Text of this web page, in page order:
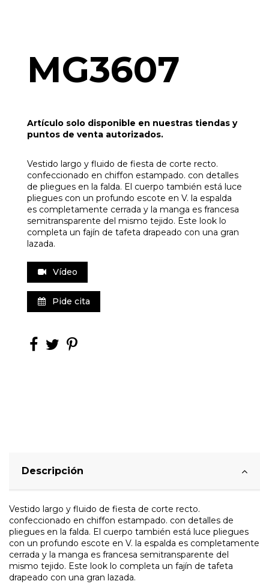
MG3607
Artículo solo disponible en nuestras tiendas y
puntos de venta autorizados.
Vestido largo y fluido de fiesta de corte recto.
confeccionado en chiffon estampado. con detalles
de pliegues en la falda. El cuerpo también está luce
pliegues con un profundo escote en V. la espalda
es completamente cerrada y la manga es francesa
semitransparente del mismo tejido. Este look lo
completa un fajín de tafeta drapeado con una gran
lazada.
Vídeo
Pide cita
Descripción
Vestido largo y fluido de fiesta de corte recto.
confeccionado en chiffon estampado. con detalles de
pliegues en la falda. El cuerpo también está luce pliegues
con un profundo escote en V. la espalda es completamente
cerrada y la manga es francesa semitransparente del
mismo tejido. Este look lo completa un fajín de tafeta
drapeado con una gran lazada.